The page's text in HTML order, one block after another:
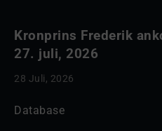
Kronprins Frederik
27. juli, 2026
28 Juli, 2026
Database